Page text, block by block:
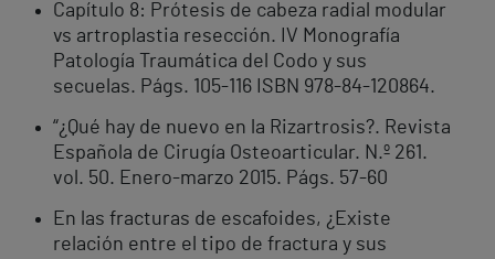
Capítulo 8: Prótesis de cabeza radial modular
vs artroplastia resección. IV Monografía
Patología Traumática del Codo y sus
secuelas. Págs. 105-116 ISBN 978-84-120864.
“¿Qué hay de nuevo en la Rizartrosis?. Revista
Española de Cirugía Osteoarticular. N.º 261.
vol. 50. Enero-marzo 2015. Págs. 57-60
En las fracturas de escafoides, ¿Existe
relación entre el tipo de fractura y sus